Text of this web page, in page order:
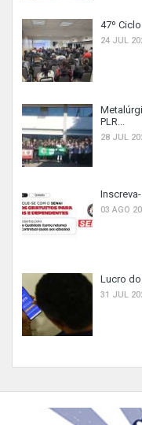
47º
24 JUL
PLR...
28 JUL
03 AGO
Lucro do
31 JUL